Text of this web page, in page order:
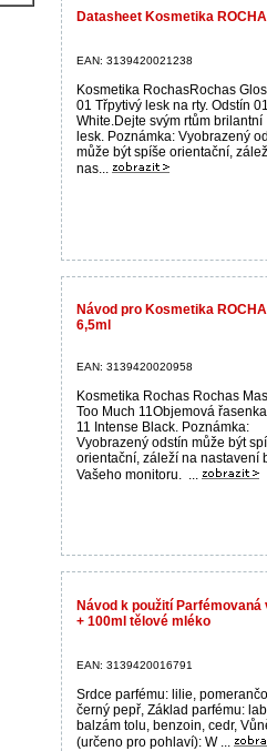
Datasheet Kosmetika
EAN: 3139420021238
Kosmetika RochasRochas
01 Třpytivý lesk na rty. Odstín
White.Dejte svým rtům brilantní
lesk. Poznámka: Vyobrazený
může být spíše orientační,
nas...
Návod pro Kosmetika
6,5ml
EAN: 3139420020958
Kosmetika Rochas Rochas
Too Much 11Objemová
11 Intense Black. Poznámka:
Vyobrazený odstín může být
orientační, záleží na nastavení
Vašeho monitoru. ...
Návod k použití
+ 100ml tělové mléko
EAN: 3139420016791
Srdce parfému: lilie,
černý pepř, Základ parfému:
balzám tolu, benzoin, cedr,
(určeno pro pohlaví): W ...